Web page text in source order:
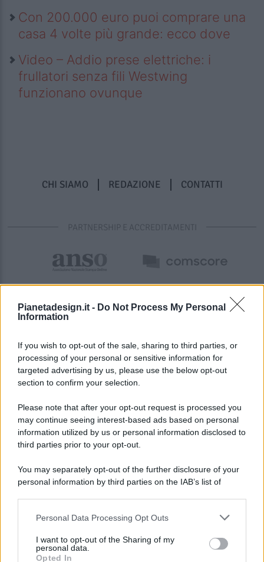
Pianetadesign.it - Do Not Process My Personal
Information
If you wish to opt-out of the sale, sharing to third parties, or
processing of your personal or sensitive information for
targeted advertising by us, please use the below opt-out
section to confirm your selection.
Please note that after your opt-out request is processed you
may continue seeing interest-based ads based on personal
information utilized by us or personal information disclosed to
third parties prior to your opt-out.
You may separately opt-out of the further disclosure of your
personal information by third parties on the IAB’s list of
This information may also be disclosed by us to third parties
disclose it to other third parties.
Personal Data Processing Opt Outs
I want to opt-out of the Sharing of my
personal data.
Opted In
Con 200.000 euro puoi comprare una
casa 4 volte più grande: ecco dove
Video – Addio prese elettriche: i
frullatori senza fili Westwing
funzionano ovunque
CHI SIAMO REDAZIONE CONTATTI
PARTNERSHIP E ACCREDITAMENTI
© 2026 - Pianeta Design - P.IVA 04827280654 - Testata
Registrata Al Tribunale Di Nocera Inferiore N. 8/2020 - RG N.
ISCRIZIONE AL ROC N. 35792 – ISCRITTA ALL’ANSO
(ASSOCIAZIONE NAZIONALE STAMPA ONLINE)
PREFERENZE PRIVACY